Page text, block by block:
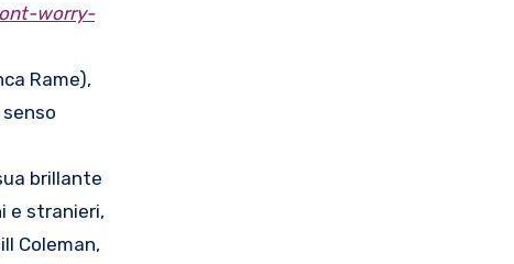
worry-
Rame),
brillante
e stranieri,
Coleman,